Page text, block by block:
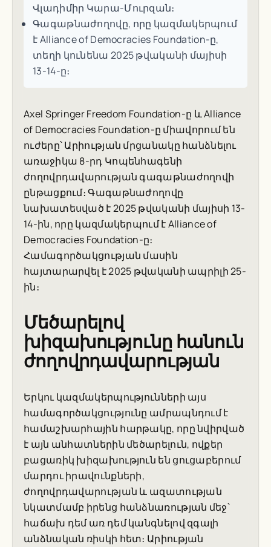
Վլադիմիր Կարա-Մուրզան։
Գագաթնաժողովը, որը կազմակերպում
է Alliance of Democracies Foundation-ը,
տեղի կունենա 2025 թվականի մայիսի
13-14-ը։
Axel Springer Freedom Foundation-ը և Alliance
of Democracies Foundation-ը միավորում են
ուժերը՝ Արիության մրցանակը հանձնելու
առաջիկա 8-րդ Կոպենհագենի
ժողովրդավարության գագաթնաժողովի
ընթացքում։ Գագաթնաժողովը
նախատեսված է 2025 թվականի մայիսի 13-
14-ին, որը կազմակերպում է Alliance of
Democracies Foundation-ը։
Համագործակցության մասին
հայտարարվել է 2025 թվականի ապրիլի 25-
ին։
Մեծարելով
խիզախությունը հանուն
ժողովրդավարության
Երկու կազմակերպությունների այս
համագործակցությունը ամրապնդում է
համաշխարհային հարթակը, որը նվիրված
է այն անհատներին մեծարելուն, ովքեր
բացառիկ խիզախություն են ցուցաբերում
մարդու իրավունքների,
ժողովրդավարության և ազատության
նկատմամբ իրենց հանձնառության մեջ՝
հաճախ դեմ առ դեմ կանգնելով զգալի
անձնական ռիսկի հետ։ Արիության